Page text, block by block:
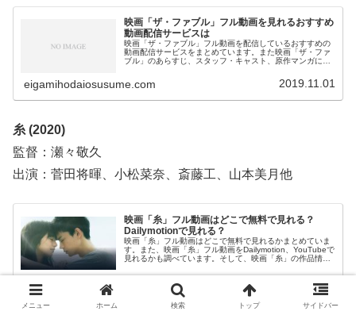
映画「ザ・ファブル」フル動画を見れるおすすめ
動画配信サービスは
映画「ザ・ファブル」フル動画を配信しているおすすめの
動画配信サービスをまとめています。また映画「ザ・ファ
ブル」のあらすじ、スタッフ・キャスト、原作マンガにつ
画本編を見る前の予備知識として役立ててください。
eigamihodaiosusume.com 2019.11.01
糸 (2020)
監督：瀬々敬久
出演：菅田将暉、小松菜奈、斎藤工、山本美月他
映画「糸」フル動画はどこで無料で見れる？
Dailymotionで見れる？
映画「糸」フル動画はどこで無料で見れるかまとめていま
す。また、映画「糸」フル動画をDailymotion、YouTubeで
見れるかも調べています。そして、映画「糸」の作品情
サービス選びや映画本編を見る前の予備知識として役立て
てください。
eigamihodaiosusume.com 2023.03.23
メニュー ホーム 検索 トップ サイドバー